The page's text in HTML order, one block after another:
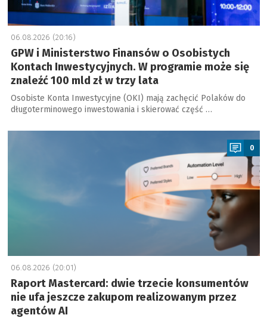
06.08.2026 (20:16)
GPW i Ministerstwo Finansów o Osobistych
Kontach Inwestycyjnych. W programie może się
znaleźć 100 mld zł w trzy lata
Osobiste Konta Inwestycyjne (OKI) mają zachęcić Polaków do
długoterminowego inwestowania i skierować część …
a
0
06.08.2026 (20:01)
Raport Mastercard: dwie trzecie konsumentów
nie ufa jeszcze zakupom realizowanym przez
agentów AI